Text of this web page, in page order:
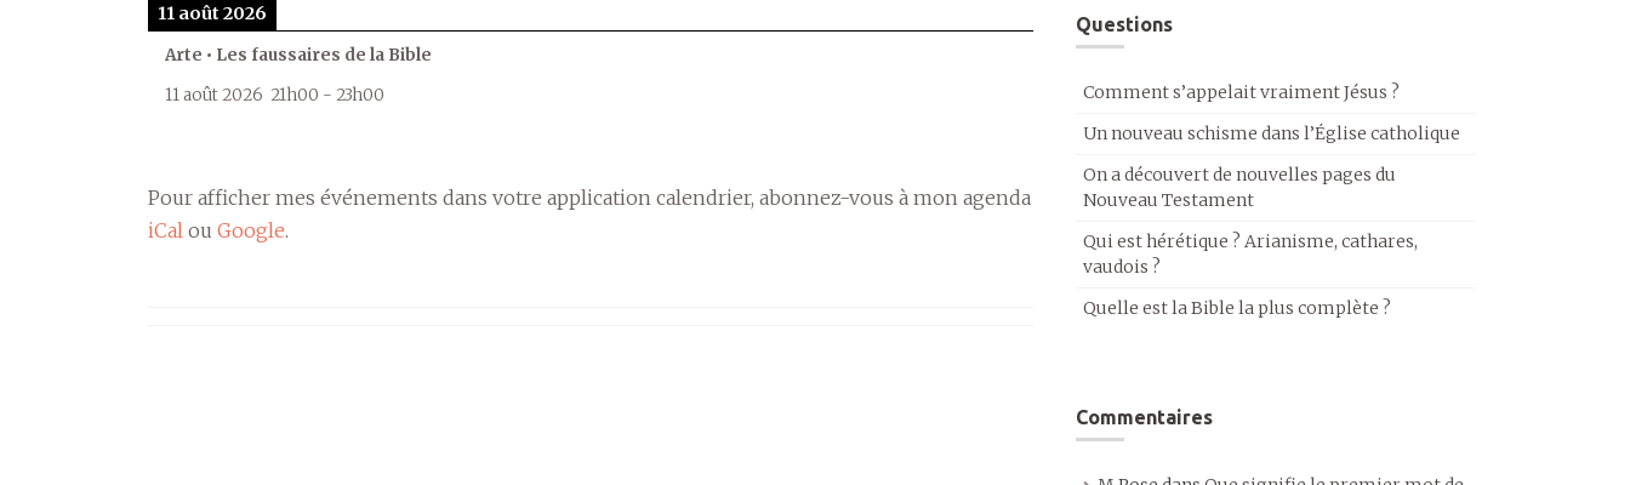
11 août 2026
Arte • Les faussaires de la Bible
11 août 2026 21h00 - 23h00
Pour afficher mes événements dans votre application calendrier, abonnez-vous à mon agenda
iCal ou Google.
Questions
Comment s’appelait vraiment Jésus ?
Un nouveau schisme dans l’Église catholique
On a découvert de nouvelles pages du
Nouveau Testament
Qui est hérétique ? Arianisme, cathares,
vaudois ?
Quelle est la Bible la plus complète ?
Commentaires